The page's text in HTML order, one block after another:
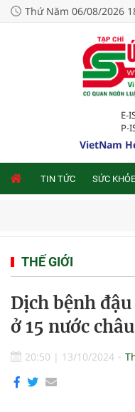
Thứ Năm 06/08/2026
E-
P-
VietNam
TIN TỨC SỨC KHỎE
THẾ GIỚI
Dịch bệnh
ở 15 nước
20:50 | 13/10/2024